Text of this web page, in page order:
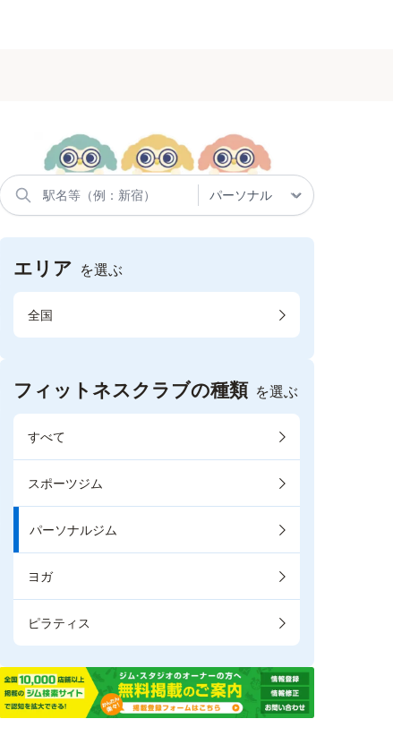
エリア を選ぶ
全国
フィットネスクラブの種類 を選ぶ
すべて
スポーツジム
パーソナルジム
ヨガ
ピラティス